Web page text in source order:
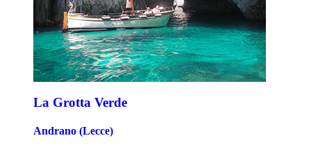
La Grotta Verde
Andrano (Lecce)